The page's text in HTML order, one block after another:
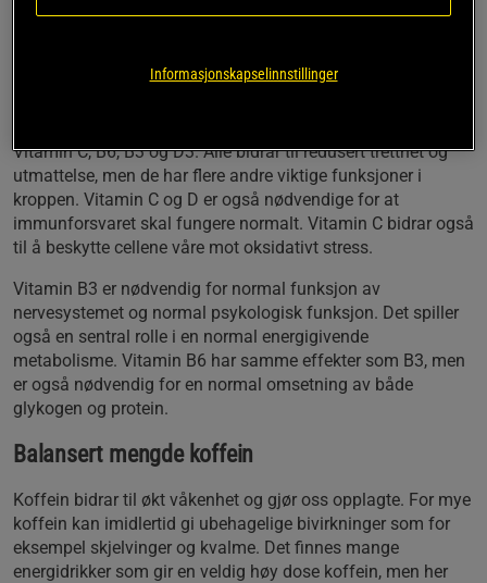
klassifiseres derfor som kalorifri. Det den derimot
Vitamin C, B6, B3 og D3. Alle bidrar til redusert tretthet og
utmattelse, men de har flere andre viktige funksjoner i
kroppen. Vitamin C og D er også nødvendige for at
immunforsvaret skal fungere normalt. Vitamin C bidrar også
til å beskytte cellene våre mot oksidativt stress.
Vitamin B3 er nødvendig for normal funksjon av
nervesystemet og normal psykologisk funksjon. Det spiller
også en sentral rolle i en normal energigivende
metabolisme. Vitamin B6 har samme effekter som B3, men
er også nødvendig for en normal omsetning av både
glykogen og protein.
Balansert mengde koffein
Koffein bidrar til økt våkenhet og gjør oss opplagte. For mye
koffein kan imidlertid gi ubehagelige bivirkninger som for
eksempel skjelvinger og kvalme. Det finnes mange
energidrikker som gir en veldig høy dose koffein, men her
Informasjonskapselinnstillinger